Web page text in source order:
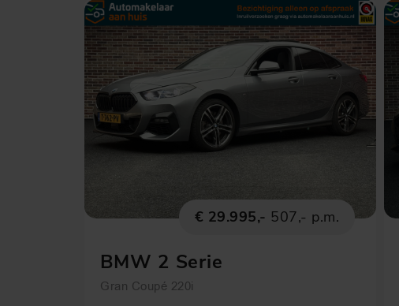
€ 29.995,- 507,- p.m.
BMW 2 Serie
Gran Coupé 220i